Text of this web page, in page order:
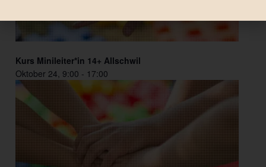
Kurs Minileiter*in 14+ Allschwil
Oktober 24, 9:00 - 17:00